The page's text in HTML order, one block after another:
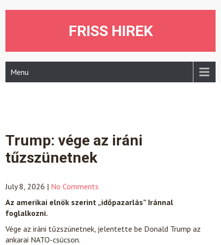
FRISS HIREK
Menu
Trump: vége az iráni
tűzszünetnek
July 8, 2026 | No Comments
Az amerikai elnök szerint „időpazarlás” Iránnal
foglalkozni.
Vége az iráni tűzszünetnek, jelentette be Donald Trump az
ankarai NATO-csúcson.